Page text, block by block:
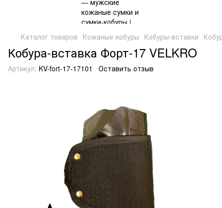
Каталог товаров Кожаные кобуры Кобуры-вставки
Кобура-вставка Форт-17 VELKRO
Артикул: KV-fort-17-17101 Оставить отзыв